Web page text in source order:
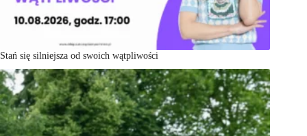
Stań się silniejsza od swoich wątpliwości